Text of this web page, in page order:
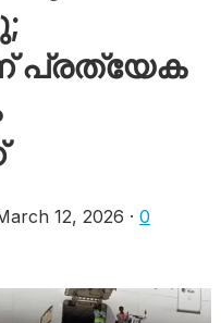
പ്രത്യേക
12, 2026 · 0